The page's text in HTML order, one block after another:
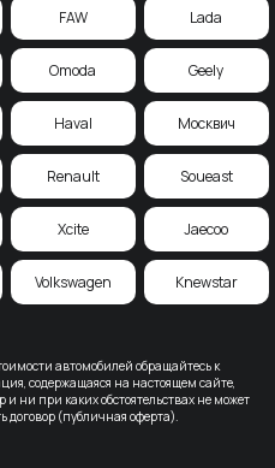
автомобилей обращайтесь к
содержащаяся на настоящем сайте,
ни при каких обстоятельствах не может
(публичная оферта).
FAW Lada
Omoda Geely
Haval Москвич
Renault Soueast
Xcite Jaecoo
Volkswagen Knewstar